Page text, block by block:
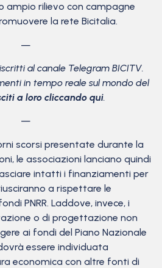
ampio rilievo con campagne
la rete Bicitalia.
—
al canale Telegram BICITV.
in tempo reale sul mondo del
a loro cliccando qui.
—
scorsi presentate durante la
le associazioni lanciano quindi
intatti i finanziamenti per
a rispettare le
PNRR. Laddove, invece, i
o di progettazione non
ai fondi del Piano Nazionale
essere individuata
economica con altre fonti di